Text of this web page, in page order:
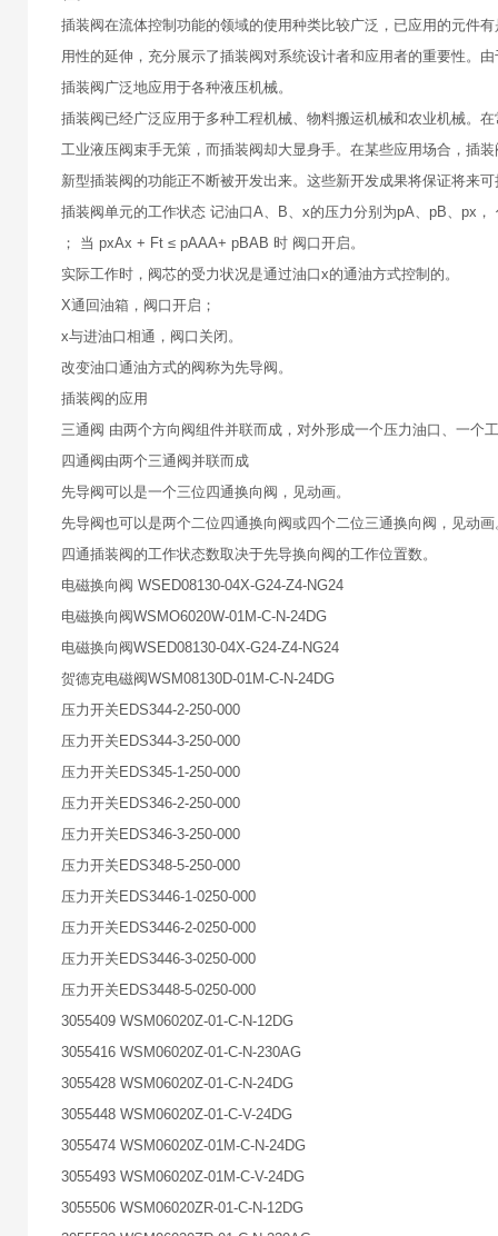
插装阀在流体控制功能的领域的使用种类比较广泛，已应用的元件
用性的延伸，充分展示了插装阀对系统设计者和应用者的重要性。
插装阀广泛地应用于各种液压机械。
插装阀已经广泛应用于多种工程机械、物料搬运机械和农业机械。
工业液压阀束手无策，而插装阀却大显身手。在某些应用场合，插
新型插装阀的功能正不断被开发出来。这些新开发成果将保证将来
插装阀单元的工作状态 记油口A、B、x的压力分别为pA、pB、px
； 当 pxAx + Ft ≤ pAAA+ pBAB 时 阀口开启。
实际工作时，阀芯的受力状况是通过油口x的通油方式控制的。
X通回油箱，阀口开启；
x与进油口相通，阀口关闭。
改变油口通油方式的阀称为先导阀。
插装阀的应用
三通阀 由两个方向阀组件并联而成，对外形成一个压力油口、一个
四通阀由两个三通阀并联而成
先导阀可以是一个三位四通换向阀，见动画。
先导阀也可以是两个二位四通换向阀或四个二位三通换向阀，见动画
四通插装阀的工作状态数取决于先导换向阀的工作位置数。
电磁换向阀 WSED08130-04X-G24-Z4-NG24
电磁换向阀WSMO6020W-01M-C-N-24DG
电磁换向阀WSED08130-04X-G24-Z4-NG24
贺德克电磁阀WSM08130D-01M-C-N-24DG
压力开关EDS344-2-250-000
压力开关EDS344-3-250-000
压力开关EDS345-1-250-000
压力开关EDS346-2-250-000
压力开关EDS346-3-250-000
压力开关EDS348-5-250-000
压力开关EDS3446-1-0250-000
压力开关EDS3446-2-0250-000
压力开关EDS3446-3-0250-000
压力开关EDS3448-5-0250-000
3055409 WSM06020Z-01-C-N-12DG
3055416 WSM06020Z-01-C-N-230AG
3055428 WSM06020Z-01-C-N-24DG
3055448 WSM06020Z-01-C-V-24DG
3055474 WSM06020Z-01M-C-N-24DG
3055493 WSM06020Z-01M-C-V-24DG
3055506 WSM06020ZR-01-C-N-12DG